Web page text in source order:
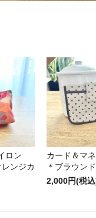
ロン
ンジカ
カード＆マ
＊ブラウン
2,000円(税